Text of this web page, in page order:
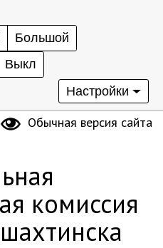
Большой
Выкл
Настройки
Обычная версия сайта
комиссия